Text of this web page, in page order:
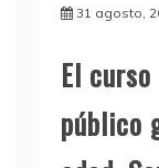
31 agosto,
El
público